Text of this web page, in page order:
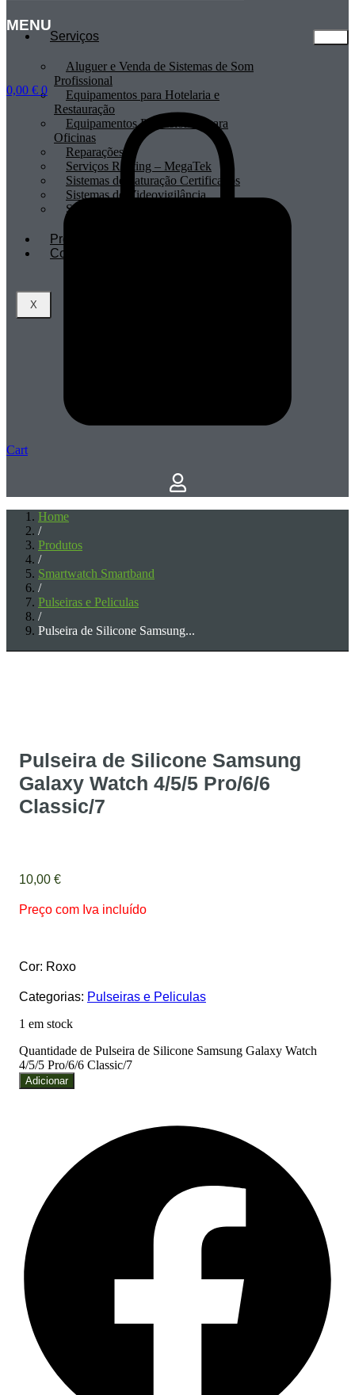
MENU
Serviços
Aluguer e Venda de Sistemas de Som
Profissional
Equipamentos para Hotelaria e
Restauração
Equipamentos Profissionais para
Oficinas
Reparações
Serviços Renting – MegaTek
Sistemas de Faturação Certificados
Sistemas de Videovigilância
Sistemas POS
Profissionais
Contactos
X
0,00 € 0
Cart
Home
/
Produtos
/
Smartwatch Smartband
/
Pulseiras e Peliculas
/
Pulseira de Silicone Samsung...
Pulseira de Silicone Samsung
Galaxy Watch 4/5/5 Pro/6/6
Classic/7
10,00 €
Preço com Iva incluído
Cor: Roxo
Categorias: Pulseiras e Peliculas
1 em stock
Quantidade de Pulseira de Silicone Samsung Galaxy Watch
4/5/5 Pro/6/6 Classic/7
Adicionar